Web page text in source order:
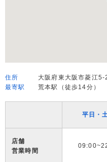
住所
大阪府東大阪市菱江
最寄駅
荒本駅（徒歩14分）
平日・
店舗
営業時間